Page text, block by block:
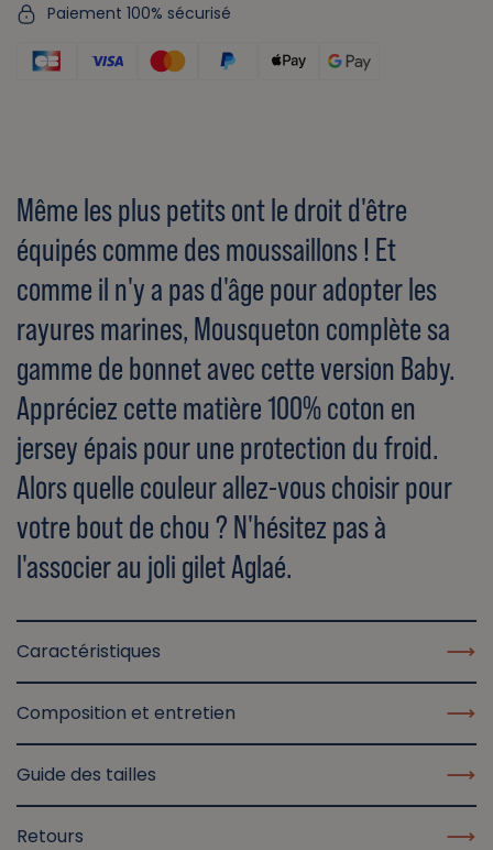
Paiement 100% sécurisé
Même les plus petits ont le droit d'être
équipés comme des moussaillons ! Et
comme il n'y a pas d'âge pour adopter les
rayures marines, Mousqueton complète sa
gamme de bonnet avec cette version Baby.
Appréciez cette matière 100% coton en
jersey épais pour une protection du froid.
Alors quelle couleur allez-vous choisir pour
votre bout de chou ? N'hésitez pas à
l'associer au joli gilet Aglaé.
Caractéristiques
Composition et entretien
Guide des tailles
Retours